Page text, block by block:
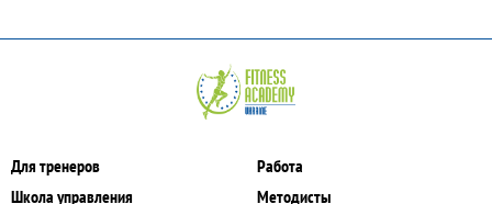
Для тренеров
Школа управления
Работа
Методисты